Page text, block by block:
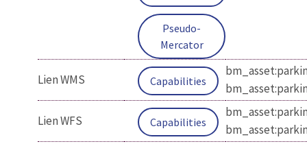
Pseudo-
Mercator
Lien WMS Capabilities
Lien WFS Capabilities